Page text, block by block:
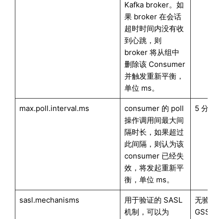
Kafka broker。如
果 broker 在会话
超时时间内没有收
到心跳，则
broker 将从组中
删除该 Consumer
并触发重新平衡，
单位 ms。
max.poll.interval.ms
consumer 的 poll
操作调用间最大间
隔时长，如果超过
此间隔，则认为该
consumer 已经失
效，将发起重新平
衡，单位 ms。
5 分钟
sasl.mechanisms
用于验证的 SASL
机制，可以为
无验证